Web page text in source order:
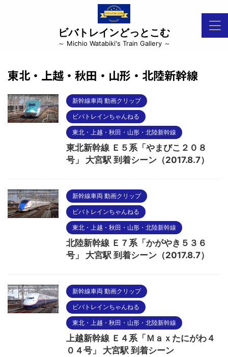
ビバトレインどっとこむ
～ Michio Watabiki's Train Gallery ～
東北・上越・秋田・山形・北陸新幹線
新幹線車両 動画クリップ
ビバトレインちゃんねる
東北・上越・秋田・山形・北陸新幹線
東北新幹線 Ｅ５系「やまびこ２０８
号」 大宮駅 到着シーン（2017.8.7）
新幹線車両 動画クリップ
ビバトレインちゃんねる
東北・上越・秋田・山形・北陸新幹線
北陸新幹線 Ｅ７系「かがやき５３６
号」 大宮駅 到着シーン（2017.8.7）
新幹線車両 動画クリップ
ビバトレインちゃんねる
東北・上越・秋田・山形・北陸新幹線
上越新幹線 Ｅ４系「Ｍａｘたにがわ４
０４号」 大宮駅 到着シーン